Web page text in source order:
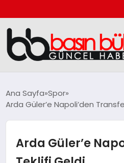
EKONOMI
Ana Sayfa Spor
Arda Güler’e Napoli’den
Arda Güler’e